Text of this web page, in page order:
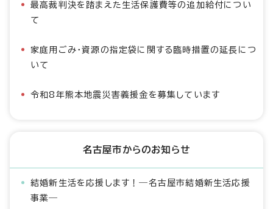
最高裁判決を踏まえた生活保護費等の追加給付につい
て
家庭用ごみ・資源の指定袋に関する臨時措置の延長につ
いて
令和8年熊本地震災害義援金を募集しています
名古屋市からのお知らせ
結婚新生活を応援します！―名古屋市結婚新生活応援
事業―